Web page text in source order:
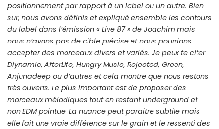
positionnement par rapport à un label ou un autre. Bien
sur, nous avons définis et expliqué ensemble les contours
du label dans l’émission « Live 87 » de Joachim mais
nous n’avons pas de cible précise et nous pourrions
accepter des morceaux divers et variés. Je peux te citer
Diynamic, AfterLife, Hungry Music, Rejected, Green,
Anjunadeep ou d’autres et cela montre que nous restons
très ouverts. Le plus important est de proposer des
morceaux mélodiques tout en restant underground et
non EDM pointue. La nuance peut paraitre subtile mais
elle fait une vraie différence sur le grain et le ressenti des